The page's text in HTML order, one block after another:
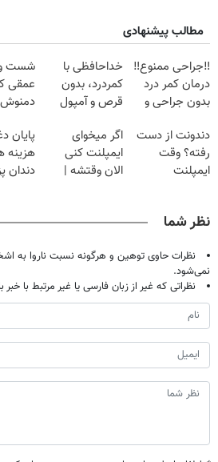
مطالب پیشنهادی
‼️جراحی ممنوع‼️
درمان کمر درد
بدون جراحی و
خداحافظی با
کمردرد، بدون
قرص و آمپول
شست
عمقی
دندونت از دست
رفته؟ وقت
ایمپلنت
اگر میخوای
ایمپلنت کنی
الان وقتشه |
پایان
هزینه
دندان
نظر شما
نظرات حاوی توهین و هرگونه نسبت ناروا به
نمی‌شود.
نظراتی که غیر از زبان فارسی یا غیر مرتبط با